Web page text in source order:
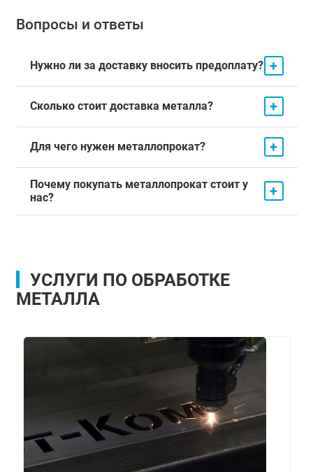
Вопросы и ответы
Нужно ли за доставку вносить предоплату? +
Сколько стоит доставка металла? +
Для чего нужен металлопрокат? +
Почему покупать металлопрокат стоит у
нас?
+
УСЛУГИ ПО ОБРАБОТКЕ
МЕТАЛЛА